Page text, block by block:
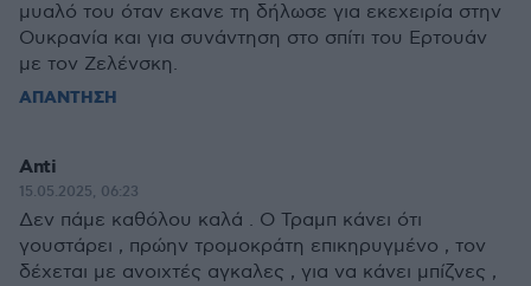
μυαλό του όταν εκανε τη δήλωσε για εκεχειρία στην
Ουκρανία και για συνάντηση στο σπίτι του Ερτουάν
με τον Ζελένσκη.
ΑΠΑΝΤΗΣΗ
Anti
15.05.2025, 06:23
Δεν πάμε καθόλου καλά . Ο Τραμπ κάνει ότι
γουστάρει , πρώην τρομοκράτη επικηρυγμένο , τον
δέχεται με ανοιχτές αγκαλες , για να κάνει μπίζνες ,